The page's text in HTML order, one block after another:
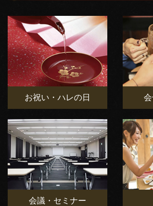
お祝い・ハレの日
会議・セミナー